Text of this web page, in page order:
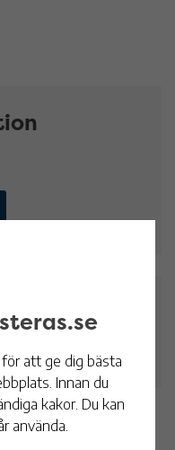
att ge dig bästa
Innan du
kakor. Du kan
använda.